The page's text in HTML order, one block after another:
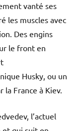
vanté ses
les muscles avec
Des engins
le front en
Husky, ou un
la France à Kiev.
l’actuel